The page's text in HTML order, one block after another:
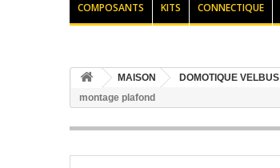
COMPOSANTS KITS CONNECTIQUE
MAISON DOMOTIQUE VELBUS
montage plafond